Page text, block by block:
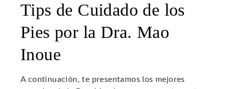
Tips de Cuidado de los
Pies por la Dra. Mao
Inoue
A continuación, te presentamos los mejores